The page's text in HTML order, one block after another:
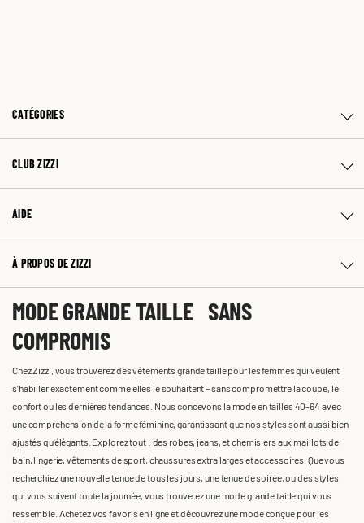
CATÉGORIES
CLUB ZIZZI
AIDE
À PROPOS DE ZIZZI
MODE GRANDE TAILLE SANS
COMPROMIS
Chez Zizzi, vous trouverez des vêtements grande taille pour les femmes qui veulent
s'habiller exactement comme elles le souhaitent – sans compromettre la coupe, le
confort ou les dernières tendances. Nous concevons la mode en tailles 40-64 avec
une compréhension de la forme féminine, garantissant que nos styles sont aussi bien
ajustés qu'élégants. Explorez tout : des robes, jeans, et chemisiers aux maillots de
bain, lingerie, vêtements de sport, chaussures extra larges et accessoires. Que vous
recherchiez une nouvelle tenue de tous les jours, une tenue de soirée, ou des styles
qui vous suivent toute la journée, vous trouverez une mode grande taille qui vous
ressemble. Achetez vos favoris en ligne et découvrez une mode conçue pour les